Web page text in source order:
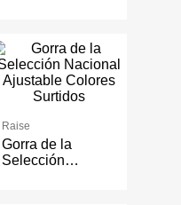
Entrenamiento
Raise
Gorra de la
Selección